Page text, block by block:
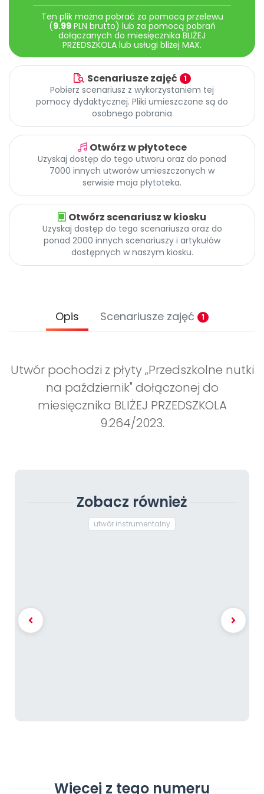
Pomoc
Promocje
Ten plik można pobrać za pomocą przelewu
(9.99PLN brutto) lub za pomocą pobrań
dołączanych do miesięcznika BLIŻEJ
PRZEDSZKOLA lub usługi bliżej MAX.
Scenariusze zajęć 1
Pobierz scenariusz z wykorzystaniem tej
pomocy dydaktycznej. Pliki umieszczone są do
osobnego pobrania
Otwórz w płytotece
Uzyskaj dostęp do tego utworu oraz do ponad
7000 innych utworów umieszczonych w
serwisie moja płytoteka.
Otwórz scenariusz w kiosku
Uzyskaj dostęp do tego scenariusza oraz do
ponad 2000 innych scenariuszy i artykułów
dostępnych w naszym kiosku.
Opis Scenariusze zajęć 1
Utwór pochodzi z płyty „Przedszkolne nutki
na październik" dołączonej do
miesięcznika BLIŻEJ PRZEDSZKOLA
9.264/2023.
Zobacz również
utwór instrumentalny
Więcej z tego numeru